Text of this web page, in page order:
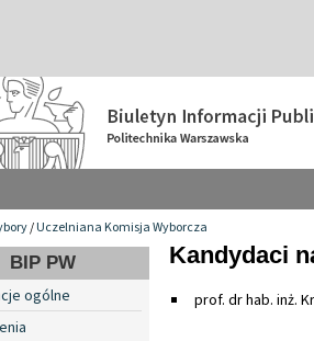
/Uczelniana Komisja Wyborcza
BIP PW
ogólne
Kandydaci
prof. dr hab. inż.